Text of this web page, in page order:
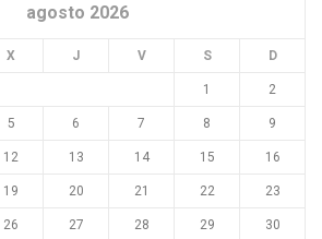
agosto 2026
X J V S D
1 2
5 6 7 8 9
12 13 14 15 16
19 20 21 22 23
26 27 28 29 30